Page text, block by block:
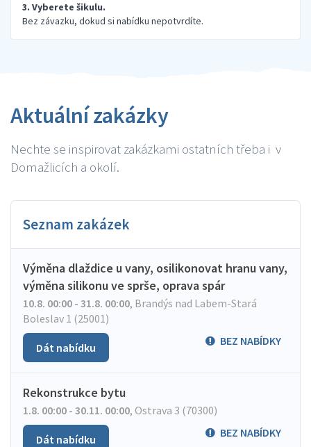
3. Vyberete šikulu.
Bez závazku, dokud si nabídku nepotvrdíte.
Aktuální zakázky
Nechte se inspirovat zakázkami ostatních třeba i v
Domažlicích a okolí.
Seznam zakázek
Výměna dlaždice u vany, osilikonovat hranu vany,
výměna silikonu ve sprše, oprava spár
10.8. 00:00 - 31.8. 00:00, Brandýs nad Labem-Stará
Boleslav 1 (25001)
BEZ NABÍDKY
Dát nabídku
Rekonstrukce bytu
1.8. 00:00 - 30.11. 00:00, Ostrava 3 (70300)
BEZ NABÍDKY
Dát nabídku